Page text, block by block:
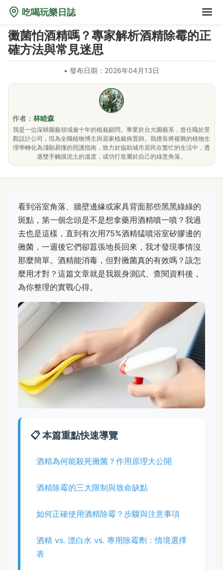
吃喝玩樂日誌
黴菌怕酒精嗎？專家解析酒精除霉的正
確方法與常見迷思
• 發布日期：2026年04月13日
作者： 林睦森
我是一位深耕園藝領域逾十年的植栽顧問。畢業於台大園藝系，曾任職於景
觀設計公司，現為全職植物博主與居家植栽佈置師。我擅長將複雜的植物生
理學轉化為淺顯易懂的照護指南，致力於協助城市居民在繁忙的生活中，透
過雙手觸摸泥土的溫度，成功打造屬於自己的綠意角落。
看到浴室角落、牆壁邊緣或家具背面那些黑黑綠綠的
斑點，第一個念頭是不是想拿藥用酒精噴一噴？我過
去也是這樣，直到有次用75%酒精猛噴浴室矽膠邊的
黴菌，一週後它們卻囂張地長回來，我才發現事情沒
那麼簡單。酒精能消毒，但對黴菌真的有效嗎？該怎
麼用才對？這篇文章就是我親身測試、查閱資料後，
為你整理的實戰心得。
📋 本篇重點快速導覽
酒精為何能殺死黴菌？作用原理大公開
酒精除霉的三大限制與致命缺點
如何正確使用酒精除霉？步驟與注意事項
酒精 vs. 漂白水 vs. 專用除霉劑：情境選擇
表